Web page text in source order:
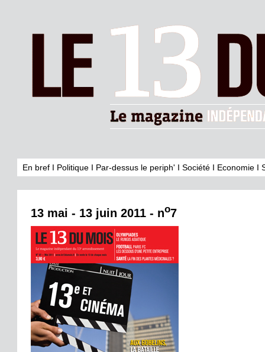
En bref I Politique I Par-dessus le periph' I Société I Economie I
13 mai - 13 juin 2011 - no7